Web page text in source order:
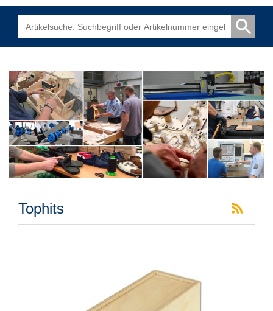
Tophits